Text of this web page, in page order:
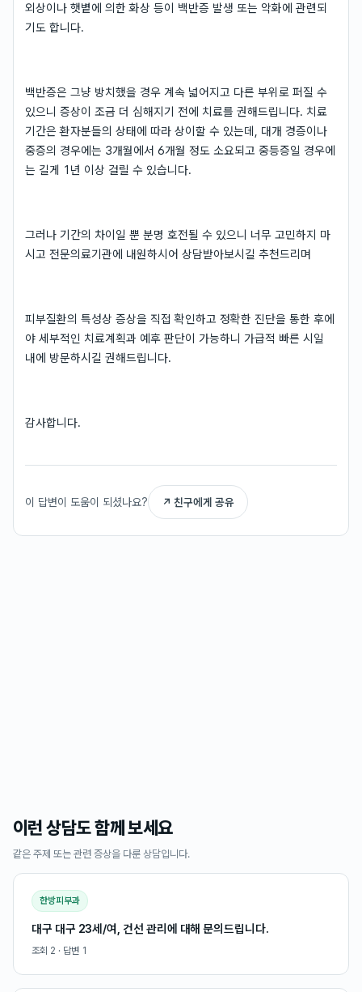
외상이나 햇볕에 의한 화상 등이 백반증 발생 또는 악화에 관련되
기도 합니다.
백반증은 그냥 방치했을 경우 계속 넓어지고 다른 부위로 퍼질 수
있으니 증상이 조금 더 심해지기 전에 치료를 권해드립니다. 치료
기간은 환자분들의 상태에 따라 상이할 수 있는데, 대개 경증이나
중증의 경우에는 3개월에서 6개월 정도 소요되고 중등증일 경우에
는 길게 1년 이상 걸릴 수 있습니다.
그러나 기간의 차이일 뿐 분명 호전될 수 있으니 너무 고민하지 마
시고 전문의료기관에 내원하시어 상담받아보시길 추천드리며
피부질환의 특성상 증상을 직접 확인하고 정확한 진단을 통한 후에
야 세부적인 치료계획과 예후 판단이 가능하니 가급적 빠른 시일
내에 방문하시길 권해드립니다.
감사합니다.
이 답변이 도움이 되셨나요? ↗ 친구에게 공유
이런 상담도 함께 보세요
같은 주제 또는 관련 증상을 다룬 상담입니다.
한방피부과
대구 대구 23세/여, 건선 관리에 대해 문의드립니다.
조회 2 · 답변 1